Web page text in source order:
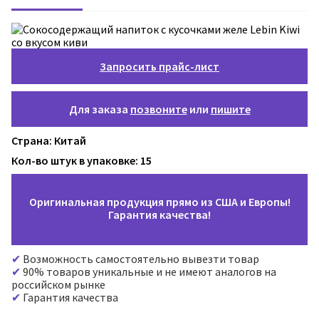
Запросить прайс-лист
Для заказа позвонитеили пишите
Страна: Китай
Кол-во штук в упаковке: 15
Оригинальная продукция прямо из США и Европы!
Гарантия качества!
Возможность самостоятельно вывезти товар
90% товаров уникальные и не имеют аналогов на
российском рынке
Гарантия качества